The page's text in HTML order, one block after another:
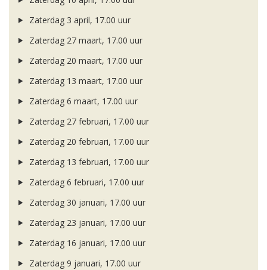
Zaterdag 3 april, 17.00 uur
Zaterdag 27 maart, 17.00 uur
Zaterdag 20 maart, 17.00 uur
Zaterdag 13 maart, 17.00 uur
Zaterdag 6 maart, 17.00 uur
Zaterdag 27 februari, 17.00 uur
Zaterdag 20 februari, 17.00 uur
Zaterdag 13 februari, 17.00 uur
Zaterdag 6 februari, 17.00 uur
Zaterdag 30 januari, 17.00 uur
Zaterdag 23 januari, 17.00 uur
Zaterdag 16 januari, 17.00 uur
Zaterdag 9 januari, 17.00 uur